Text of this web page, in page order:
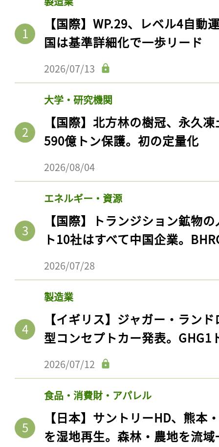
【国際】WP.29、レベル4自動
国は基準詳細化で一歩リード
2026/07/13
大学・研究機関
【国際】北方林の樹冠、永久
590億トン保護。初の定量化
2026/08/04
エネルギー・資源
【国際】トランジション鉱物
ト10社はすべて中国企業。
2026/07/28
製造業
【イギリス】ジャガー・ラン
型コンセプトカー発表。GHG1
2026/07/12
食品・消費財・アパレル
【日本】サントリーHD、熊本
を湿地再生。森林・農地を流